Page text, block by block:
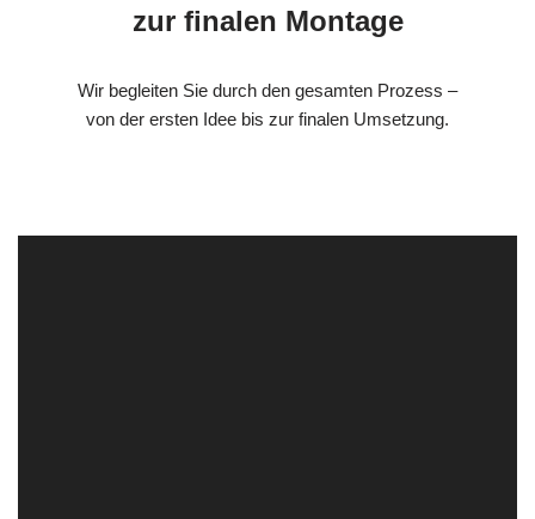
zur finalen Montage
Wir begleiten Sie durch den gesamten Prozess –
von der ersten Idee bis zur finalen Umsetzung.